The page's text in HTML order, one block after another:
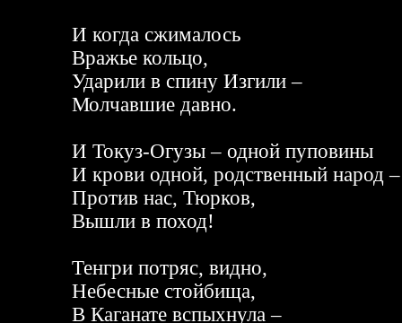
И когда сжималось
Вражье кольцо,
Ударили в спину Изгили –
Молчавшие давно.
И Токуз-Огузы – одной пуповины
И крови одной, родственный народ –
Против нас, Тюрков,
Вышли в поход!
Тенгри потряс, видно,
Небесные стойбища,
В Каганате вспыхнула –